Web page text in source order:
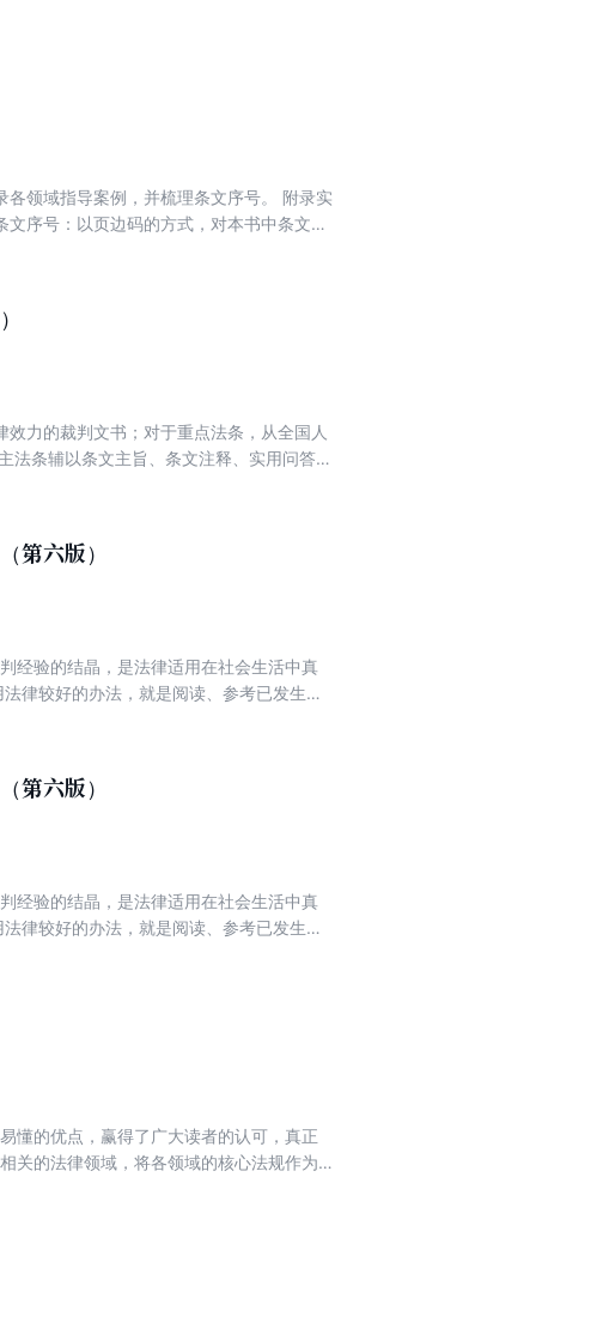
领域指导案例，并梳理条文序号。 附录实
序号：以页边码的方式，对本书中条文序
力的裁判文书；对于重点法条，从全国人
法条辅以条文主旨、条文注释、实用问答、
第六版）
经验的结晶，是法律适用在社会生活中真
律较好的办法，就是阅读、参考已发生并
第六版）
经验的结晶，是法律适用在社会生活中真
律较好的办法，就是阅读、参考已发生并
懂的优点，赢得了广大读者的认可，真正
关的法律领域，将各领域的核心法规作为
1日施行。根据决定第三十五条之规定，